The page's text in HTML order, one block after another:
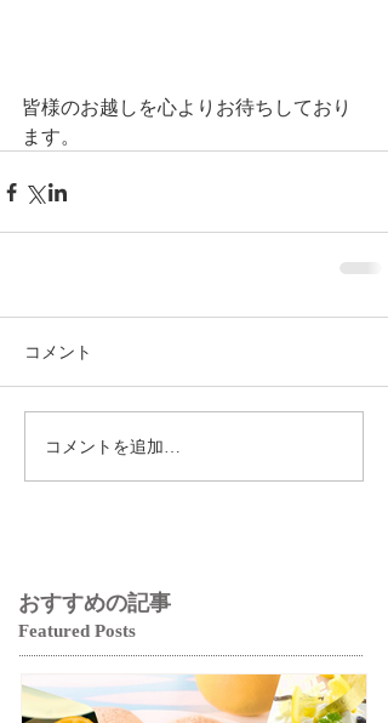
皆様のお越しを心よりお待ちしており
ます。
コメント
コメントを追加…
おすすめの記事
Featured Posts